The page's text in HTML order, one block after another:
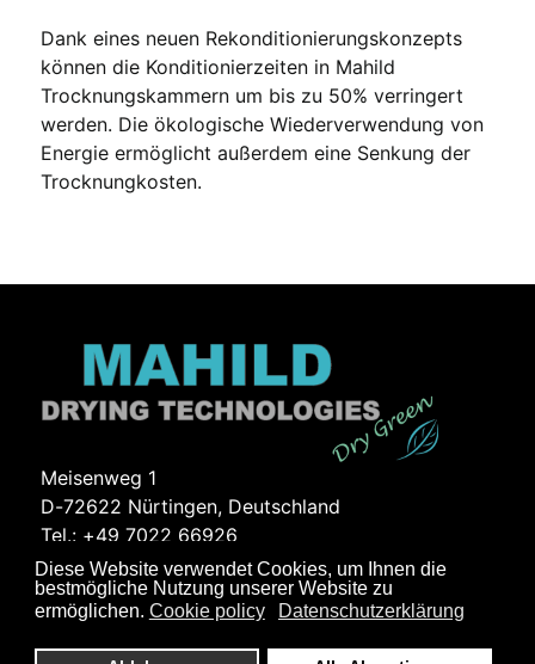
Diese Website verwendet Cookies, um Ihnen die
bestmögliche Nutzung unserer Website zu
ermöglichen. Cookie policy Datenschutzerklärung
Dank eines neuen Rekonditionierungskonzepts
können die Konditionierzeiten in Mahild
Trocknungskammern um bis zu 50% verringert
werden. Die ökologische Wiederverwendung von
Energie ermöglicht außerdem eine Senkung der
Trocknungkosten.
Meisenweg 1
D-72622 Nürtingen, Deutschland
Tel.: +49 7022 66926
Fax: +49 7022 62121
E-Mail:info@mahild.com
© 2026 Mahild Drying Technologies GmbH